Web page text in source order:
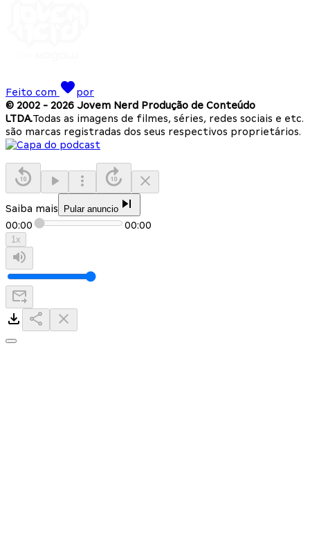
Feito com
por
© 2002 - 2026 Jovem Nerd Produção de Conteúdo
LTDA.Todas as imagens de filmes, séries, redes sociais e etc.
são marcas registradas dos seus respectivos proprietários.
Saiba mais Pular anuncio
00:00 00:00
1x